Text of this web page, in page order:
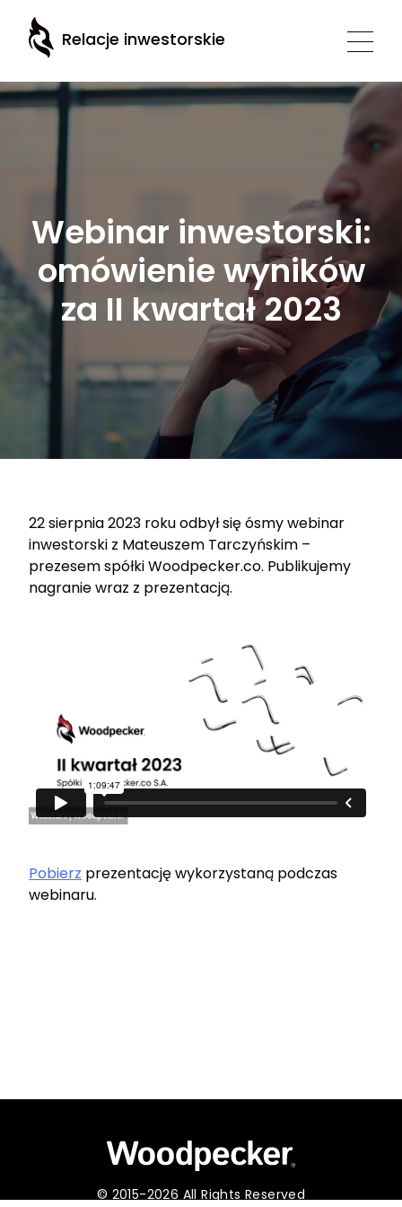
Relacje inwestorskie
Webinar inwestorski:
omówienie wyników
za II kwartał 2023
22 sierpnia 2023 roku odbył się ósmy webinar
inwestorski z Mateuszem Tarczyńskim –
prezesem spółki Woodpecker.co. Publikujemy
nagranie wraz z prezentacją.
Pobierz prezentację wykorzystaną podczas
webinaru.
© 2015-2026 All Rights Reserved